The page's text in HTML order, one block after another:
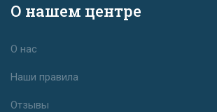
О нашем центре
О нас
Наши правила
Отзывы